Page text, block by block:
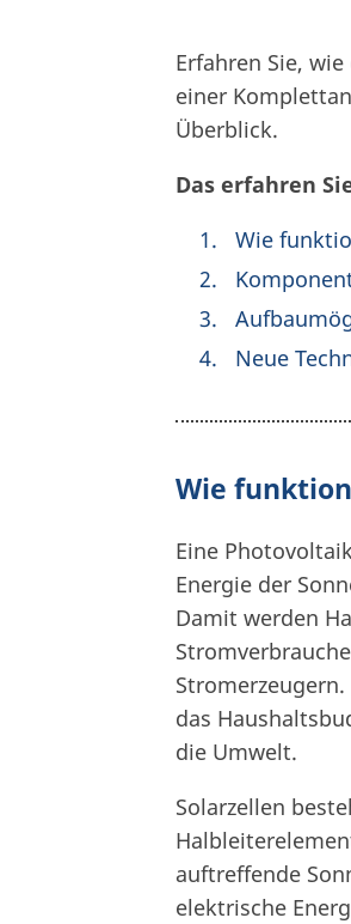
Erfahren Sie,
einer
Überblick.
Das erfahren
Wie
Neue
Wie
Eine
Energie der
Damit werden
das
die Umwelt.
Solarzellen
auftreffende
elektrische